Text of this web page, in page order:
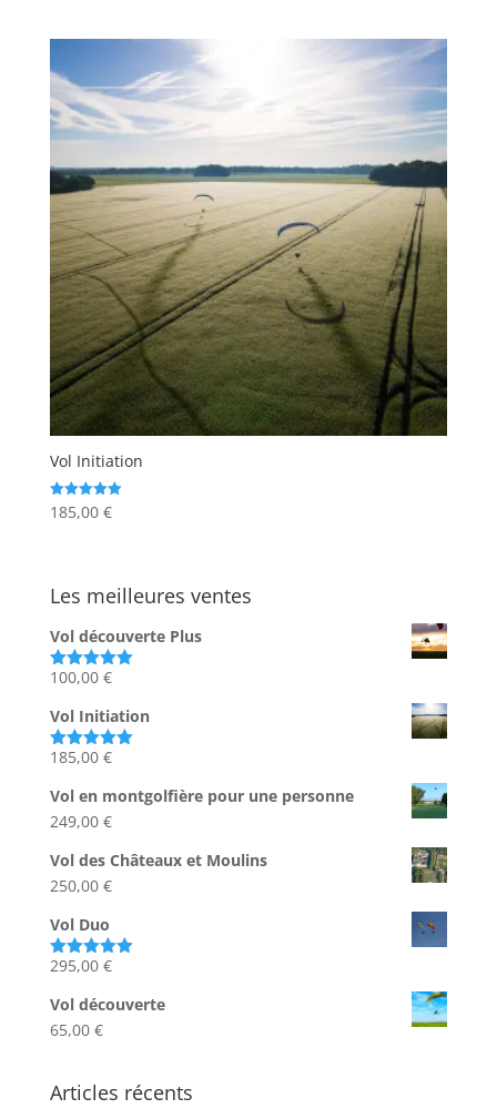
Vol Initiation
Note
5.00
185,00 €
Les meilleures ventes
Vol découverte Plus
Note5.00
100,00 €
Vol Initiation
Note5.00
185,00 €
Vol en montgolfière pour une personne
249,00 €
Vol des Châteaux et Moulins
250,00 €
Vol Duo
Note5.00
295,00 €
Vol découverte
65,00 €
Articles récents